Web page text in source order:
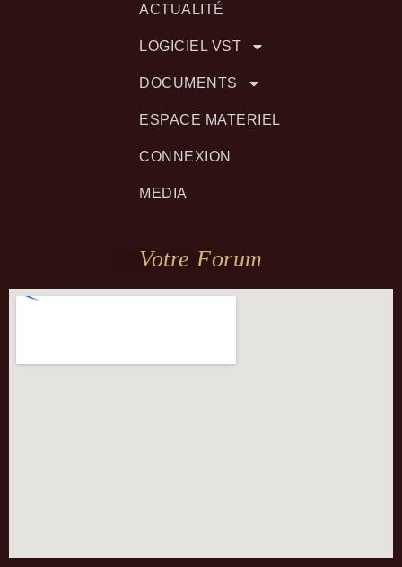
ACTUALITÉ
LOGICIEL VST
DOCUMENTS
ESPACE MATERIEL
CONNEXION
MEDIA
Votre Forum